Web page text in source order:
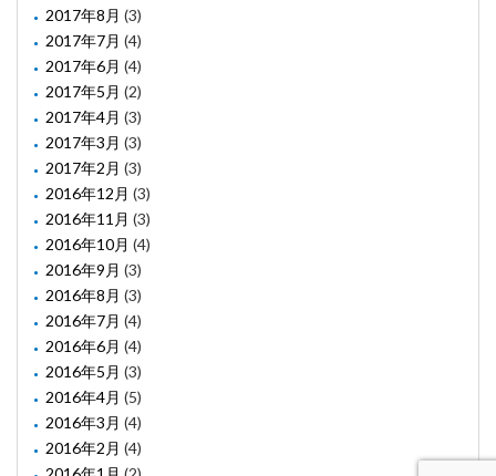
2017年8月 (3)
2017年7月 (4)
2017年6月 (4)
2017年5月 (2)
2017年4月 (3)
2017年3月 (3)
2017年2月 (3)
2016年12月 (3)
2016年11月 (3)
2016年10月 (4)
2016年9月 (3)
2016年8月 (3)
2016年7月 (4)
2016年6月 (4)
2016年5月 (3)
2016年4月 (5)
2016年3月 (4)
2016年2月 (4)